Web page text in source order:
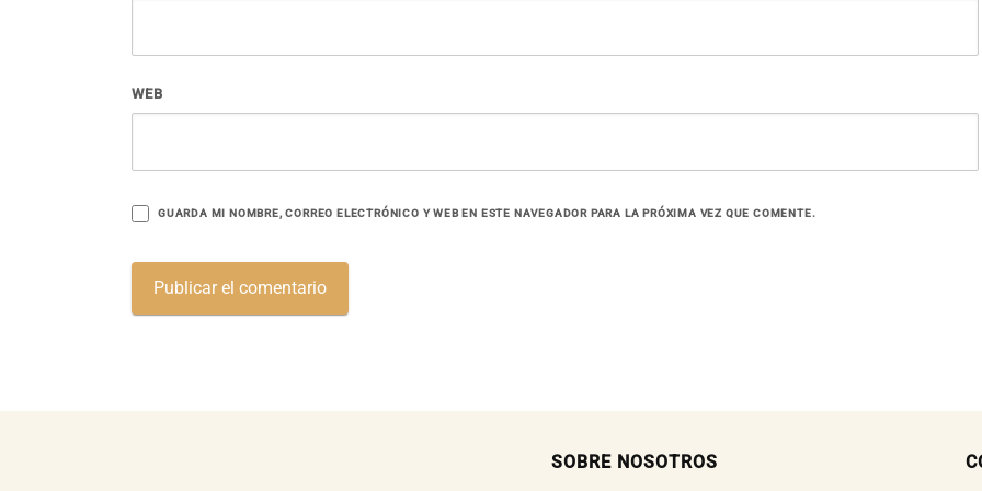
WEB
GUARDA MI NOMBRE, CORREO ELECTRÓNICO Y WEB EN ESTE NAVEGADOR PARA LA PRÓXIMA VEZ QUE COMENTE.
SOBRE NOSOTROS